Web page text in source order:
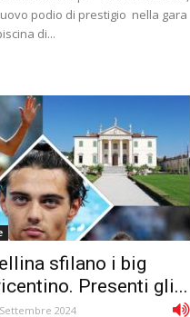
podio di prestigio nella gara
di...
sfilano i big
Presenti gli...
2024